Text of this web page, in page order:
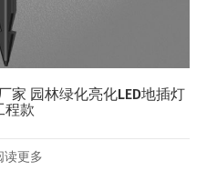
家 园林绿化亮化LED地插灯
程款
读更多